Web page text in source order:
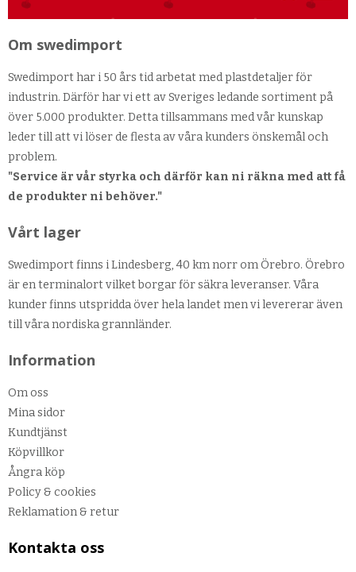
Om swedimport
Swedimport har i 50 års tid arbetat med plastdetaljer för
industrin. Därför har vi ett av Sveriges ledande sortiment på
över 5.000 produkter. Detta tillsammans med vår kunskap
leder till att vi löser de flesta av våra kunders önskemål och
problem.
"Service är vår styrka och därför kan ni räkna med att få
de produkter ni behöver."
Vårt lager
Swedimport finns i Lindesberg, 40 km norr om Örebro. Örebro
är en terminalort vilket borgar för säkra leveranser. Våra
kunder finns utspridda över hela landet men vi levererar även
till våra nordiska grannländer.
Information
Om oss
Mina sidor
Kundtjänst
Köpvillkor
Ångra köp
Policy & cookies
Reklamation & retur
Kontakta oss